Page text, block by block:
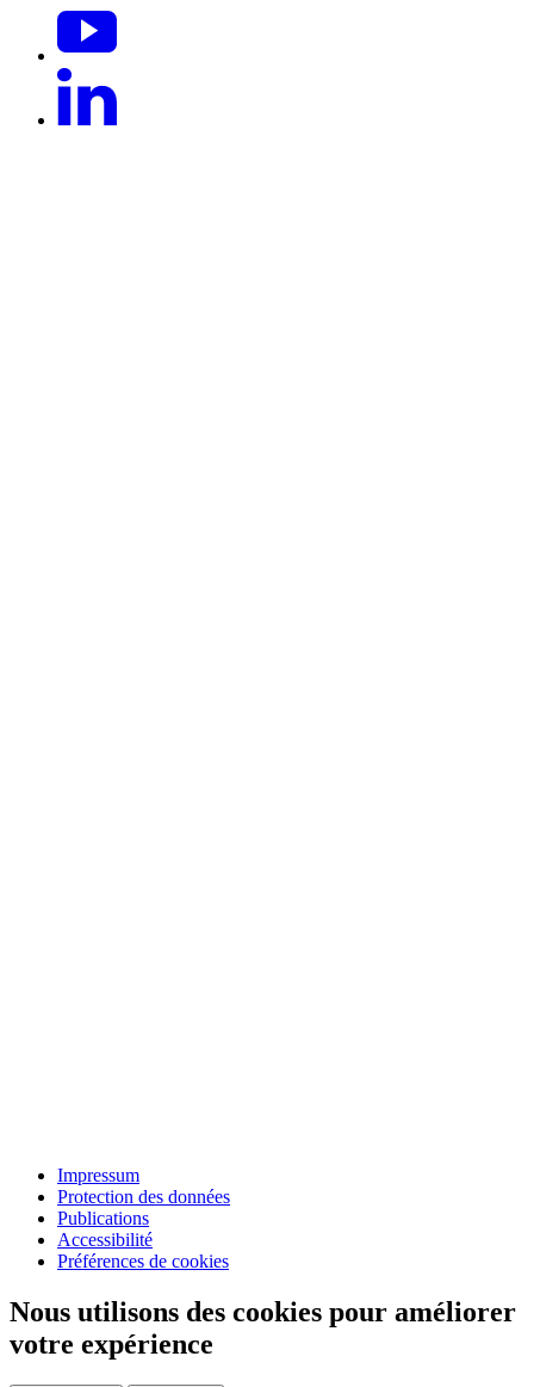
Impressum
Protection des données
Publications
Accessibilité
Préférences de cookies
Nous utilisons des cookies pour améliorer
votre expérience